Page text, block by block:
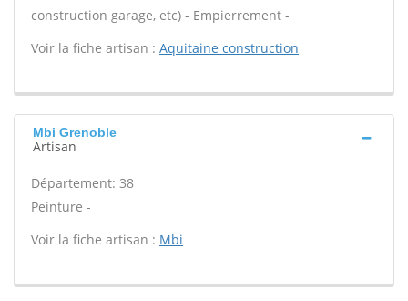
construction garage, etc) - Empierrement -
Voir la fiche artisan : Aquitaine construction
Mbi Grenoble
Artisan
Département: 38
Peinture -
Voir la fiche artisan : Mbi